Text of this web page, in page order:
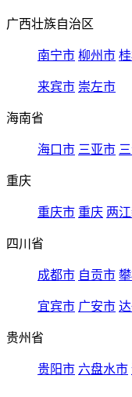
广西壮族自治区
南宁市 柳州市
来宾市 崇左市
海南省
海口市 三亚市
重庆
重庆市 重庆 两
四川省
成都市 自贡市
宜宾市 广安市
贵州省
贵阳市 六盘水市